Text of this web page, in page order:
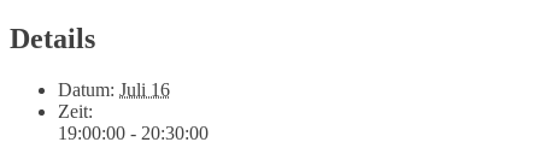
Details
Datum: Juli 16
Zeit:
19:00:00 - 20:30:00